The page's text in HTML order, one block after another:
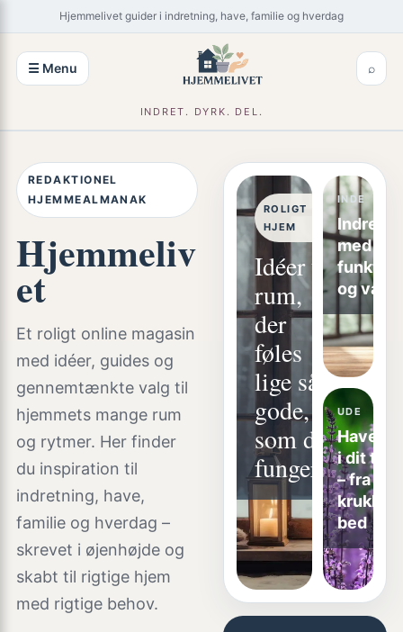
til
indhold
Hjemmelivet guider i indretning, have, familie og hverdag
☰ Menu ⌕
INDRET. DYRK. DEL.
REDAKTIONEL
HJEMMEALMANAK
Hjemmeliv
et
Et roligt online magasin
med idéer, guides og
gennemtænkte valg til
hjemmets mange rum
og rytmer. Her finder
du inspiration til
indretning, have,
familie og hverdag –
skrevet i øjenhøjde og
skabt til rigtige hjem
med rigtige behov.
ROLIGT
HJEM
Idéer til
rum,
der
føles
lige så
gode,
som de
fungerer
INDE
med ro,
funktion
og
UDE
i dit
– fra
krukker
bed